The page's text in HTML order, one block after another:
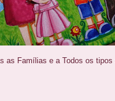
as Famílias e a Todos os